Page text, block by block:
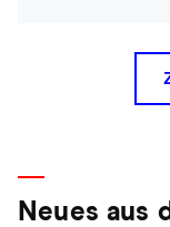
Neues aus